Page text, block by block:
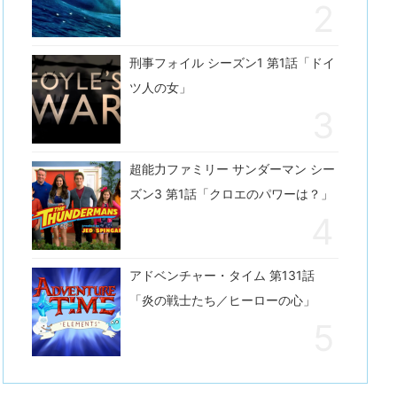
刑事フォイル シーズン1 第1話「ドイ
ツ人の女」
超能力ファミリー サンダーマン シー
ズン3 第1話「クロエのパワーは？」
アドベンチャー・タイム 第131話
「炎の戦士たち／ヒーローの心」